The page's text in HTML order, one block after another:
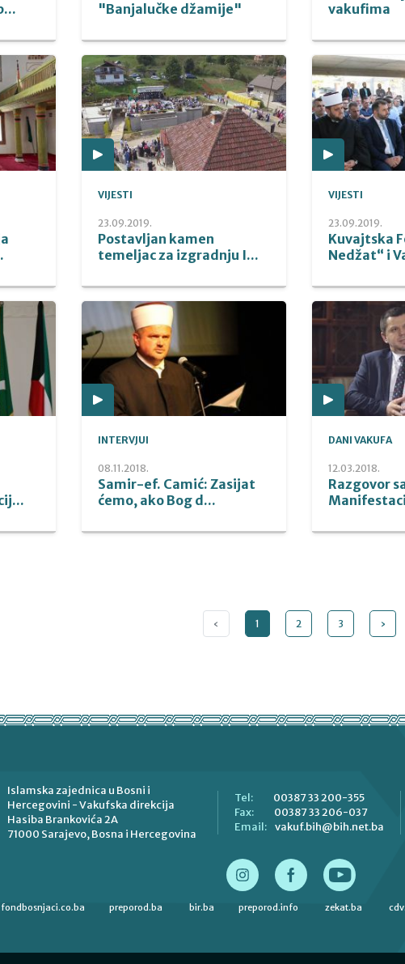
"Banjalučke džamije"
vakufima
VIJESTI
23.09.2019.
Postavljan kamen
temeljac za izgradnju I...
VIJESTI
23.09.2019.
Kuvajtska
Nedžat“ i
INTERVJUI
08.11.2018.
Samir-ef. Camić: Zasijat
ćemo, ako Bog d...
DANI VAKUFA
12.03.2018.
Razgovor
‹ 1 2 3 ›
Islamska zajednica u Bosni i
Hercegovini - Vakufska direkcija
Hasiba Brankovića 2A
71000 Sarajevo, Bosna i Hercegovina
Tel:
00387 33 200-355
Fax:
00387 33 206-037
Email:
vakuf.bih@bih.net.ba
fondbosnjaci.co.ba preporod.ba bir.ba preporod.info zekat.ba